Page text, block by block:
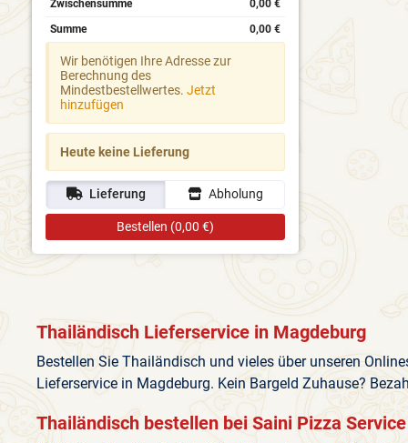
Zwischensumme
0,00 €
Summe
0,00 €
Wir benötigen Ihre Adresse zur
Berechnung des
Mindestbestellwertes. Jetzt
hinzufügen
Heute keine Lieferung
Lieferung Abholung
Bestellen (0,00 €)
Thailändisch Lieferservice in Magdeburg
Bestellen Sie Thailändisch und vieles über unseren
Lieferservice in Magdeburg. Kein Bargeld Zuhause?
Thailändisch bestellen bei Saini Pizza Service